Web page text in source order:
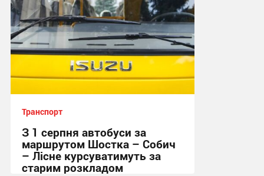
Транспорт
З 1 серпня автобуси за
маршрутом Шостка – Собич
– Лісне курсуватимуть за
старим розкладом